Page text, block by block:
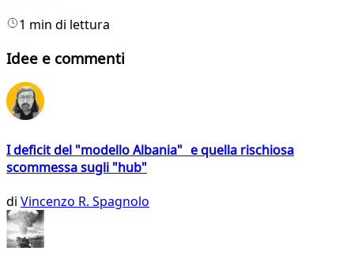
1 min di lettura
Idee e commenti
I deficit del "modello Albania" e quella rischiosa
scommessa sugli "hub"
di Vincenzo R. Spagnolo